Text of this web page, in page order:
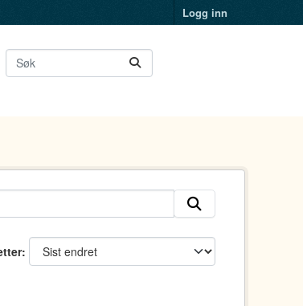
Logg inn